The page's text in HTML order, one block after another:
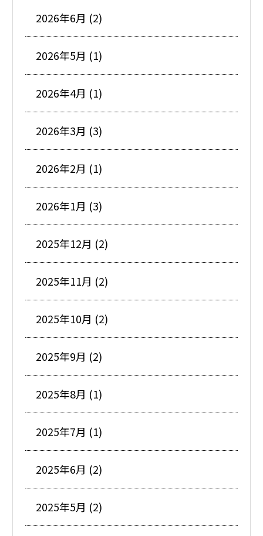
2026年6月 (2)
2026年5月 (1)
2026年4月 (1)
2026年3月 (3)
2026年2月 (1)
2026年1月 (3)
2025年12月 (2)
2025年11月 (2)
2025年10月 (2)
2025年9月 (2)
2025年8月 (1)
2025年7月 (1)
2025年6月 (2)
2025年5月 (2)